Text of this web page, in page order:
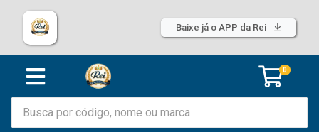
Baixe já o APP da Rei
0